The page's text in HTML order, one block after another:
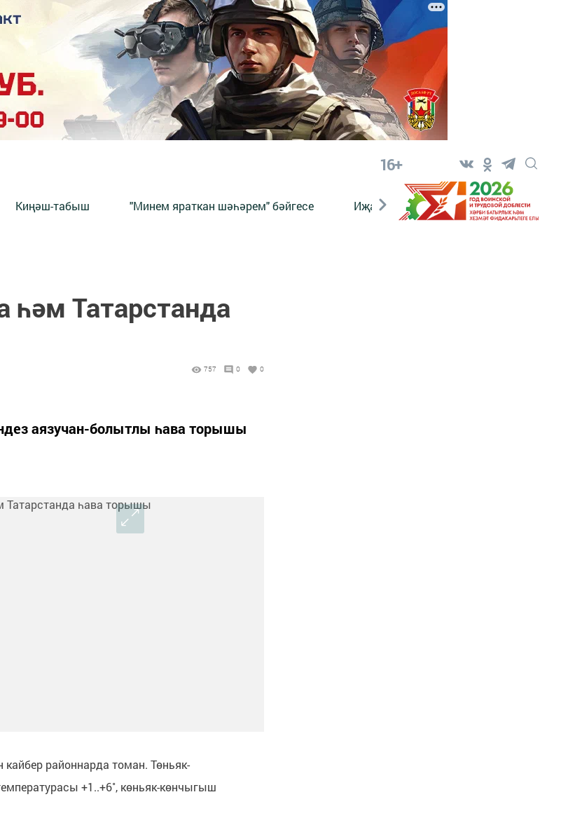
16+
Киңәш-табыш "Минем яраткан шәһәрем" бәйгесе Иҗат Реклама Онлайн
һәм Татарстанда
757 0 0
аязучан-болытлы һава торышы
районнарда томан. Төньяк-
+1..+6˚, көньяк-көнчыгыш